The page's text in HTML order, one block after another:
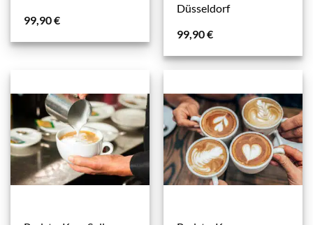
99,90€
Düsseldorf
99,90€